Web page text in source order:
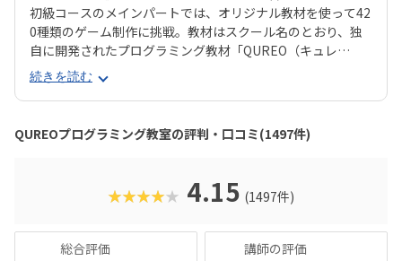
初級コースのメインパートでは、オリジナル教材を使って42
0種類のゲーム制作に挑戦。教材はスクール名のとおり、独
自に開発されたプログラミング教材「QUREO（キュレ
オ）」です。スマホゲームのような感覚でサクサク進められ
るのに、本格的な内容が学べるのが魅力。子どもにとっても
「やらされている感」がないので、楽しくゲームをクリアし
ていくようなペースでどんどん学習を進めていけます。教材
のデザイン性も高く、実際にスマホゲーム開発で使用されて
クに慣れている今の子どもでも、「安っぽい」「子どもっぽ
い」と思わず勉強に取り組めるでしょう。学習結果は通信簿
続きを読む
QUREOプログラミング教室の評判・口コミ(1497件)
★★★★★ 4.15 (1497件)
総合評価 講師の評価